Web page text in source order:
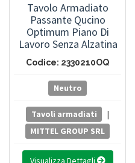
Tavolo Armadiato
Passante Qucino
Optimum Piano Di
Lavoro Senza Alzatina
Posteriore Con Porte
Scorrevoli Su Due Lati -
Dimensioni L 100 X P 70
X H 85 Cm
Codice: 2330210OQ
Neutro
Tavoli armadiati
|
MITTEL GROUP SRL
Visualizza Dettagli